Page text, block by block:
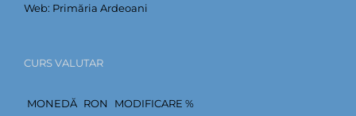
Web: Primăria Ardeoani
CURS VALUTAR
MONEDĂ RON
MODIFICARE %